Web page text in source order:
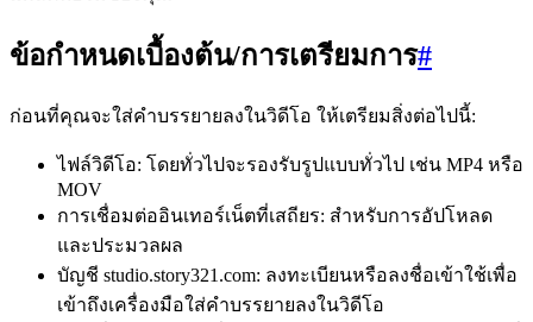
ข้อกำหนดเบื้องต้น/การเตรียมการ#
ก่อนที่คุณจะใส่คำบรรยายลงในวิดีโอ ให้เตรียมสิ่งต่อไปนี้:
ไฟล์วิดีโอ: โดยทั่วไปจะรองรับรูปแบบทั่วไป เช่น MP4 หรือ
MOV
การเชื่อมต่ออินเทอร์เน็ตที่เสถียร: สำหรับการอัปโหลด
และประมวลผล
บัญชี studio.story321.com: ลงทะเบียนหรือลงชื่อเข้าใช้เพื่อ
เข้าถึงเครื่องมือใส่คำบรรยายลงในวิดีโอ